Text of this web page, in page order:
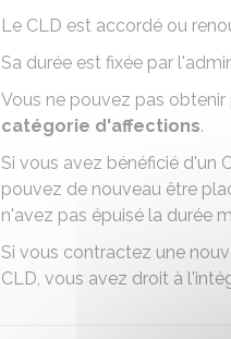
Le CLD est accordé ou
Sa durée est fixée par
Vous ne pouvez pas obtenir
catégorie d'affections.
Si vous avez bénéficié d'un
pouvez de nouveau être
n'avez pas épuisé la durée
Si vous contractez une
CLD, vous avez droit à